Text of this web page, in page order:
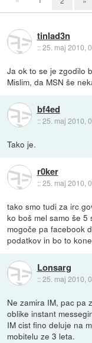
tinlad3n
::25. maj 2010,
Ja ok to se je zgodilo
Mislim, da MSN še
bf4ed
::25. maj 2010,
Tako je.
r0ker
::25. maj 2010,
tako smo tudi za irc
ko boš mel samo še 5
mogoče pa facebook
podatkov in bo to
Lonsarg
::25. maj 2010,
Ne zamira IM, pac pa
oblike instant
IM cist fino deluje na
mobitelu ze 3 leta.